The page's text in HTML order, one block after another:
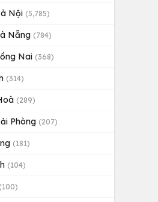
Nội (5,785)
Nẵng (784)
Nai (368)
(314)
(289)
Phòng (207)
(181)
(104)
(100)